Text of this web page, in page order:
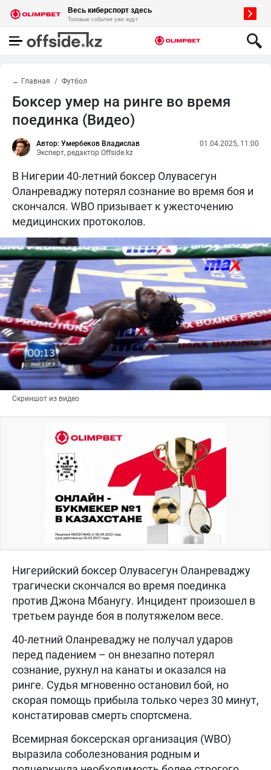
← Главная Футбол
Боксер умер на ринге во время
поединка (Видео)
Автор: Умербеков Владислав
Эксперт, редактор Offside.kz
01.04.2025, 11:00
В Нигерии 40-летний боксер Олувасегун
Оланреваджу потерял сознание во время боя и
скончался. WBO призывает к ужесточению
медицинских протоколов.
Скриншот из видео
Нигерийский боксер Олувасегун Оланреваджу
трагически скончался во время поединка
против Джона Мбанугу. Инцидент произошел в
третьем раунде боя в полутяжелом весе.
40-летний Оланреваджу не получал ударов
перед падением – он внезапно потерял
сознание, рухнул на канаты и оказался на
ринге. Судья мгновенно остановил бой, но
скорая помощь прибыла только через 30 минут,
констатировав смерть спортсмена.
Всемирная боксерская организация (WBO)
выразила соболезнования родным и